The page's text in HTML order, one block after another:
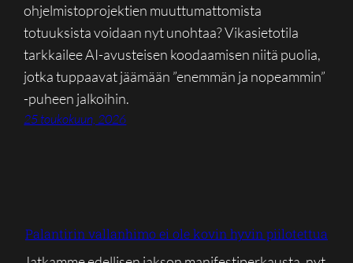
ohjelmistoprojektien muuttumattomista
totuuksista voidaan nyt unohtaa? Vikasietotila
tarkkailee AI-avusteisen koodaamisen niitä puolia,
jotka tuppaavat jäämään ”enemmän ja nopeammin”
-puheen jalkoihin.
25 toukokuun, 2026
Palantirin vallanhimo ei ole kovin hyvin piilotettua